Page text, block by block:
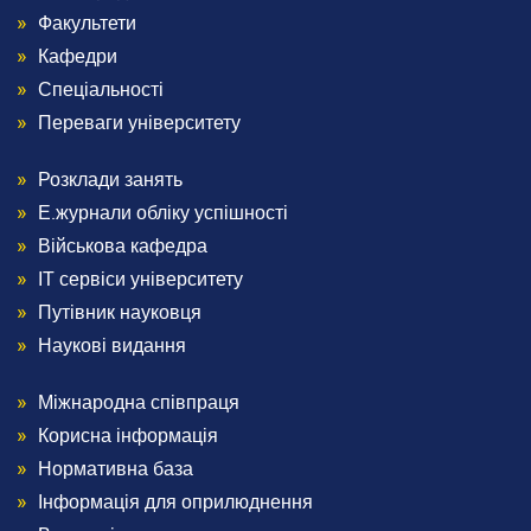
Конференції та наукові заходи
Шаблони документів наукової звітності
Наукова звітність
Співробітництво
Договори про співробітництво
Рада роботодавців
Академічна мобільність
Грантова діяльність
Співпраця з Національної академією правових наук
України
АСУ університет
Музей університету
Footer
2
Факультети
Кафедри
Спеціальності
Переваги університету
Menu
Footer
3
Розклади занять
Е.журнали обліку успішності
Військова кафедра
ІТ сервіси університету
Путівник науковця
Наукові видання
Menu
Footer
Міжнародна співпраця
Корисна інформація
Нормативна база
Інформація для оприлюднення